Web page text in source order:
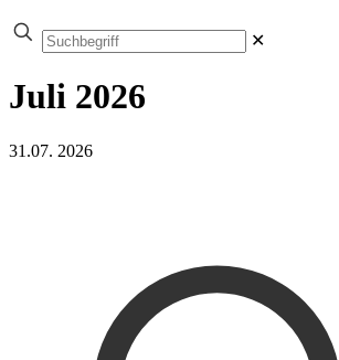
✕
Juli 2026
31.07. 2026